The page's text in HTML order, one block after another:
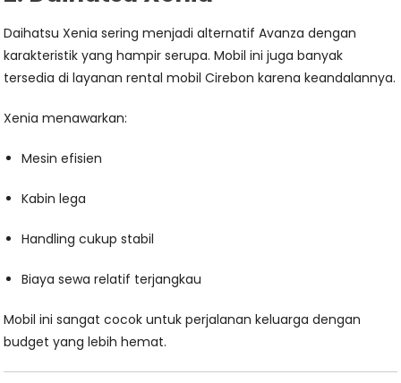
Daihatsu Xenia sering menjadi alternatif Avanza dengan
karakteristik yang hampir serupa. Mobil ini juga banyak
tersedia di layanan rental mobil Cirebon karena keandalannya.
Xenia menawarkan:
Mesin efisien
Kabin lega
Handling cukup stabil
Biaya sewa relatif terjangkau
Mobil ini sangat cocok untuk perjalanan keluarga dengan
budget yang lebih hemat.